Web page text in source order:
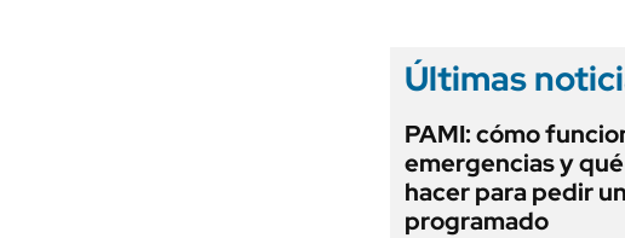
Últimas
PAMI: cómo
emergencias y
hacer para pedir
programado